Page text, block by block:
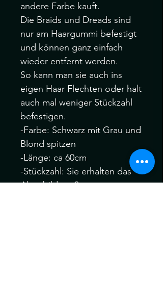
andere Farbe kauft.
Die Braids und Dreads sind
nur am Haargummi befestigt
und können ganz einfach
wieder entfernt werden.
So kann man sie auch ins
eigen Haar Flechten oder halt
auch mal weniger Stückzahl
befestigen.
-Farbe: Schwarz mit Grau und
Blond spitzen
-Länge: ca 60cm
-Stückzahl: Sie erhalten das
Abgebildete Set.